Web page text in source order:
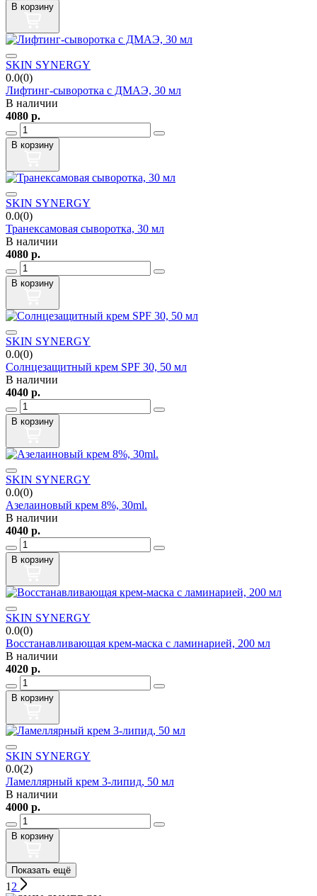
В корзину
SKIN SYNERGY
0.0(0)
Лифтинг-сыворотка с ДМАЭ, 30 мл
В наличии
4080 р.
В корзину
SKIN SYNERGY
0.0(0)
Транексамовая сыворотка, 30 мл
В наличии
4080 р.
В корзину
SKIN SYNERGY
0.0(0)
Солнцезащитный крем SPF 30, 50 мл
В наличии
4040 р.
В корзину
SKIN SYNERGY
0.0(0)
Азелаиновый крем 8%, 30ml.
В наличии
4040 р.
В корзину
SKIN SYNERGY
0.0(0)
Восстанавливающая крем-маска с ламинарией, 200 мл
В наличии
4020 р.
В корзину
SKIN SYNERGY
0.0(2)
Ламеллярный крем 3-липид, 50 мл
В наличии
4000 р.
В корзину
1 2